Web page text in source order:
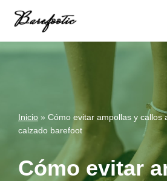
Inicio » Cómo evitar ampollas y callos
calzado barefoot
Cómo evitar